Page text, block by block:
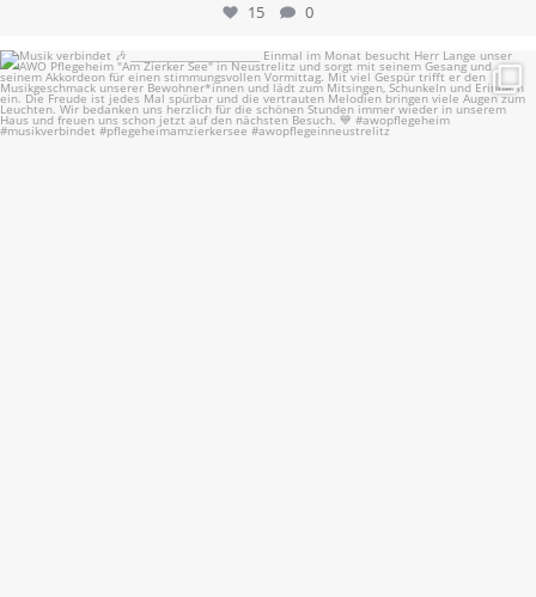
15 0
Musik verbindet 🎶
___________________________...
0